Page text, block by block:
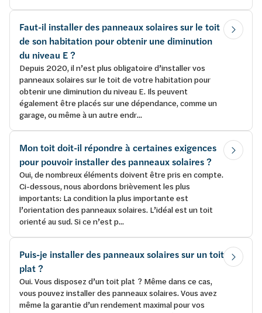
Faut-il installer des panneaux solaires sur le toit
de son habitation pour obtenir une diminution
du niveau E ?
Depuis 2020, il n’est plus obligatoire d’installer vos
panneaux solaires sur le toit de votre habitation pour
obtenir une diminution du niveau E. Ils peuvent
également être placés sur une dépendance, comme un
garage, ou même à un autre endr...
Mon toit doit-il répondre à certaines exigences
pour pouvoir installer des panneaux solaires ?
Oui, de nombreux éléments doivent être pris en compte.
Ci-dessous, nous abordons brièvement les plus
importants: La condition la plus importante est
l’orientation des panneaux solaires. L’idéal est un toit
orienté au sud. Si ce n’est p...
Puis-je installer des panneaux solaires sur un toit
plat ?
Oui. Vous disposez d’un toit plat ? Même dans ce cas,
vous pouvez installer des panneaux solaires. Vous avez
même la garantie d’un rendement maximal pour vos